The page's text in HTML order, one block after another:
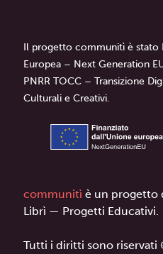
Il progetto communitì è stato
Europea – Next Generation
PNRR TOCC – Transizione
Culturali e Creativi.
communitì è un progetto
Librì — Progetti Educativi.
Tutti i diritti sono riservati